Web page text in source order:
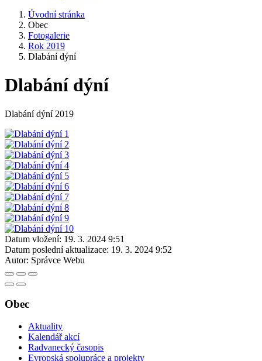
Úvodní stránka
Obec
Fotogalerie
Rok 2019
Dlabání dýní
Dlabání dýní
Dlabání dýní 2019
Datum vložení: 19. 3. 2024 9:51
Datum poslední aktualizace: 19. 3. 2024 9:52
Autor: Správce Webu
Obec
Aktuality
Kalendář akcí
Radvanecký časopis
Evropská spolupráce a projekty